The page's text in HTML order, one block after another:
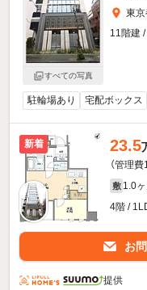
すべての写真
東
11階建
駐輪場あり 宅配ボックス
新着 23.5
（管理
敷 1.0ヶ
4階 /
お
提供